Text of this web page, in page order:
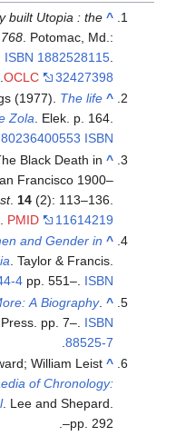
^
built Utopia : the
. Potomac, Md.:
ISBN 1882528115
OCLC
32427398
.
^
(1977). The life
Zola. Elek. p. 164.
ISBN
^
Black Death in
Francisco 1900–
. 14 (2): 113–136.
PMID 11614219
^
and Gender in
. Taylor & Francis.
pp. 551–. ISBN
4
^
A Biography.
pp. 7–. ISBN
88525-7
.
^
William Leist
of Chronology:
. Lee and Shepard.
pp. 292–.